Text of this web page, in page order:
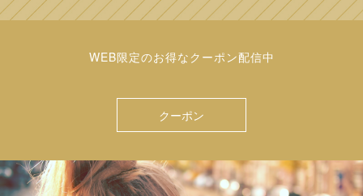
WEB限定のお得なクーポン配信中
クーポン